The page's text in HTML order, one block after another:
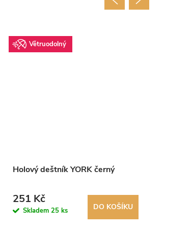
Větruodolný
Holový deštník YORK černý
251 Kč
Skladem 25 ks DO KOŠÍKU